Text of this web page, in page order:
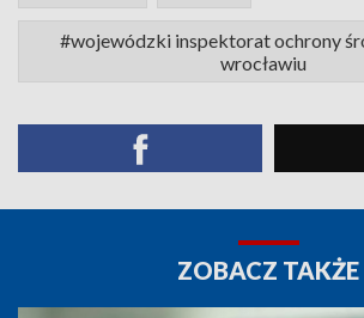
#wojewódzki inspektorat ochrony
wrocławiu
ZOBACZ TAKŻE